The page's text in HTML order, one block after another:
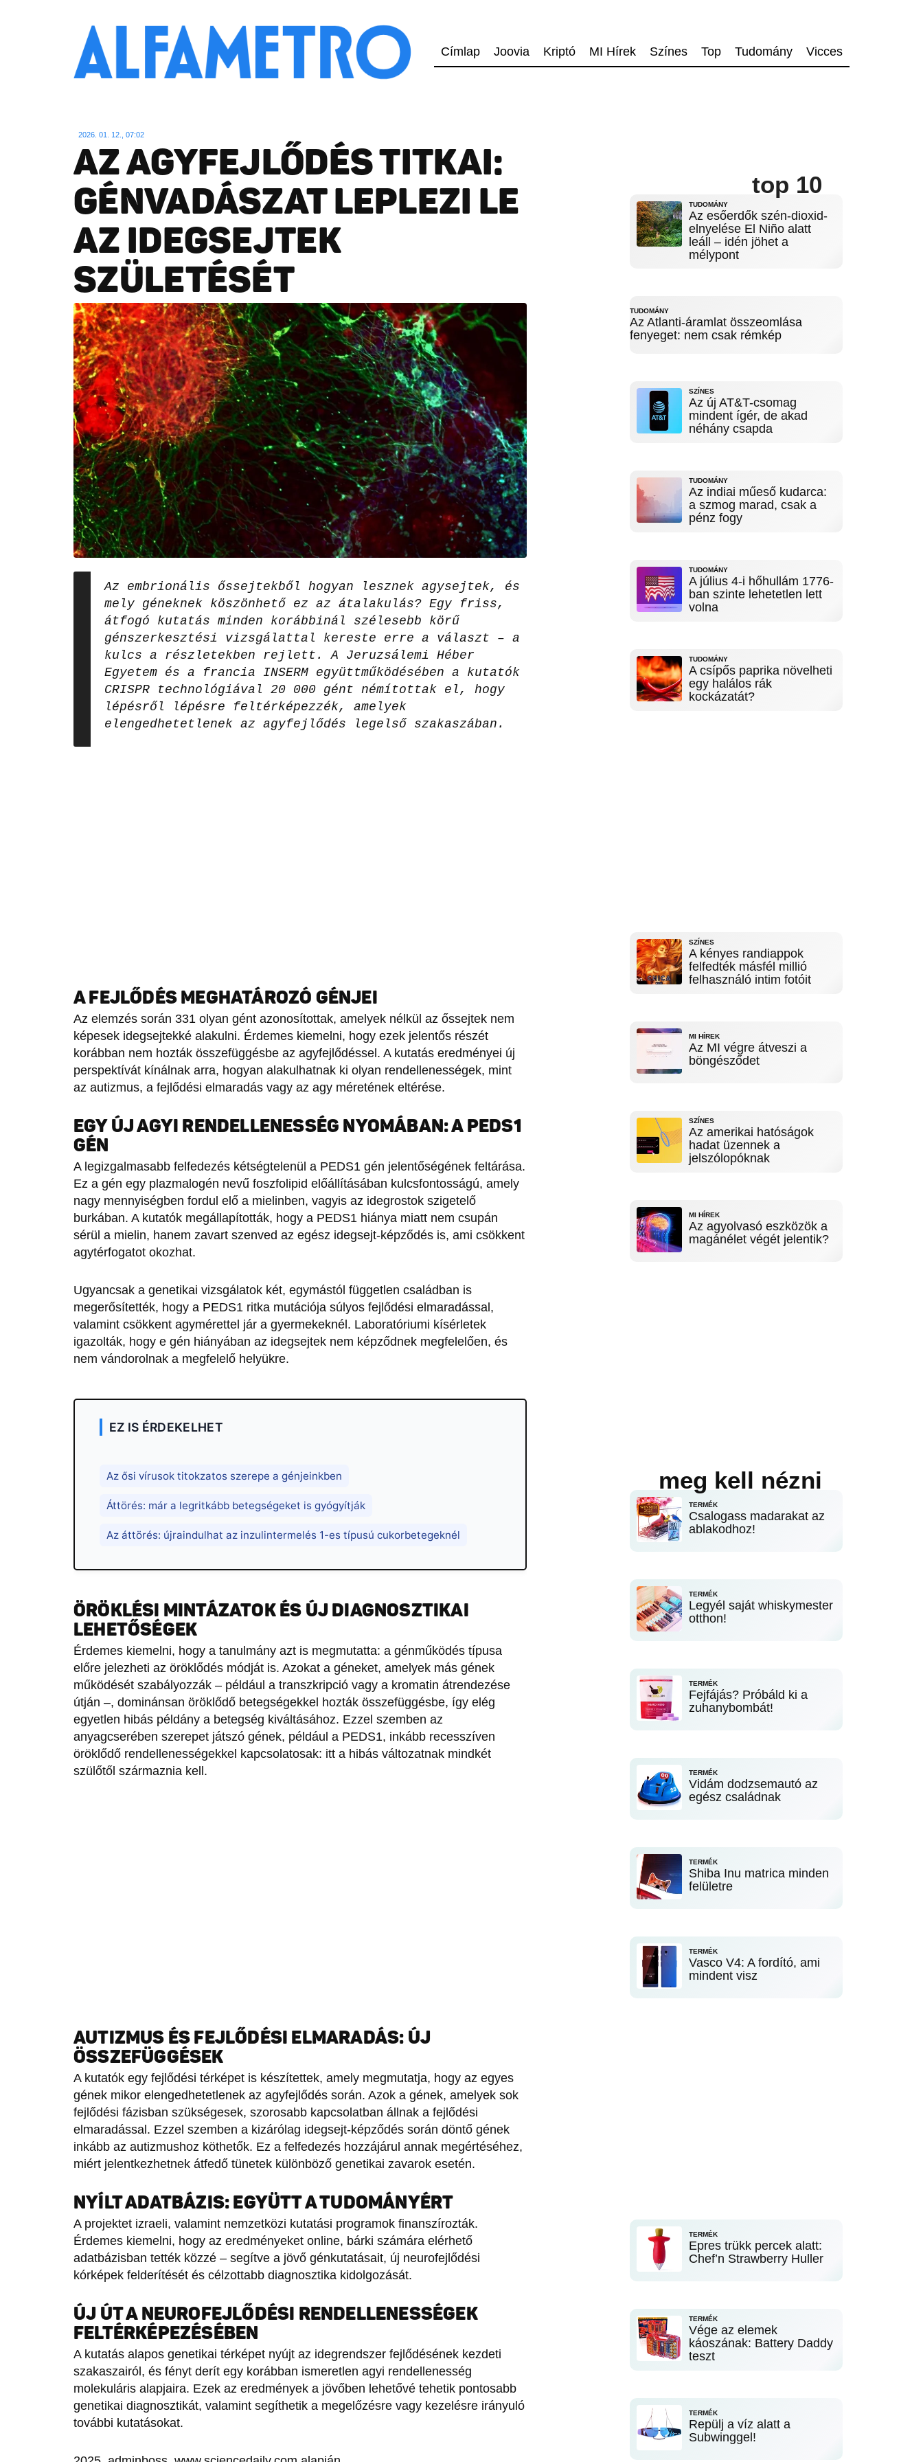
Címlap Joovia Kriptó MI Hírek Színes Top Tudomány Vicces
2026. 01. 12., 07:02
AZ AGYFEJLŐDÉS TITKAI:
GÉNVADÁSZAT LEPLEZI LE
AZ IDEGSEJTEK
SZÜLETÉSÉT
Az embrionális őssejtekből hogyan lesznek agysejtek, és
mely géneknek köszönhető ez az átalakulás? Egy friss,
átfogó kutatás minden korábbinál szélesebb körű
génszerkesztési vizsgálattal kereste erre a választ – a
kulcs a részletekben rejlett. A Jeruzsálemi Héber
Egyetem és a francia INSERM együttműködésében a kutatók
CRISPR technológiával 20 000 gént némítottak el, hogy
lépésről lépésre feltérképezzék, amelyek
elengedhetetlenek az agyfejlődés legelső szakaszában.
A FEJLŐDÉS MEGHATÁROZÓ GÉNJEI
Az elemzés során 331 olyan gént azonosítottak, amelyek nélkül az őssejtek nem
képesek idegsejtekké alakulni. Érdemes kiemelni, hogy ezek jelentős részét
korábban nem hozták összefüggésbe az agyfejlődéssel. A kutatás eredményei új
perspektívát kínálnak arra, hogyan alakulhatnak ki olyan rendellenességek, mint
az autizmus, a fejlődési elmaradás vagy az agy méretének eltérése.
EGY ÚJ AGYI RENDELLENESSÉG NYOMÁBAN: A PEDS1
GÉN
A legizgalmasabb felfedezés kétségtelenül a PEDS1 gén jelentőségének feltárása.
Ez a gén egy plazmalogén nevű foszfolipid előállításában kulcsfontosságú, amely
nagy mennyiségben fordul elő a mielinben, vagyis az idegrostok szigetelő
burkában. A kutatók megállapították, hogy a PEDS1 hiánya miatt nem csupán
sérül a mielin, hanem zavart szenved az egész idegsejt-képződés is, ami csökkent
agytérfogatot okozhat.
Ugyancsak a genetikai vizsgálatok két, egymástól független családban is
megerősítették, hogy a PEDS1 ritka mutációja súlyos fejlődési elmaradással,
valamint csökkent agymérettel jár a gyermekeknél. Laboratóriumi kísérletek
igazolták, hogy e gén hiányában az idegsejtek nem képződnek megfelelően, és
nem vándorolnak a megfelelő helyükre.
EZ IS ÉRDEKELHET
Az ősi vírusok titokzatos szerepe a génjeinkben
Áttörés: már a legritkább betegségeket is gyógyítják
Az áttörés: újraindulhat az inzulintermelés 1-es típusú cukorbetegeknél
ÖRÖKLÉSI MINTÁZATOK ÉS ÚJ DIAGNOSZTIKAI
LEHETŐSÉGEK
Érdemes kiemelni, hogy a tanulmány azt is megmutatta: a génműködés típusa
előre jelezheti az öröklődés módját is. Azokat a géneket, amelyek más gének
működését szabályozzák – például a transzkripció vagy a kromatin átrendezése
útján –, dominánsan öröklődő betegségekkel hozták összefüggésbe, így elég
egyetlen hibás példány a betegség kiváltásához. Ezzel szemben az
anyagcserében szerepet játszó gének, például a PEDS1, inkább recesszíven
öröklődő rendellenességekkel kapcsolatosak: itt a hibás változatnak mindkét
szülőtől származnia kell.
AUTIZMUS ÉS FEJLŐDÉSI ELMARADÁS: ÚJ
ÖSSZEFÜGGÉSEK
A kutatók egy fejlődési térképet is készítettek, amely megmutatja, hogy az egyes
gének mikor elengedhetetlenek az agyfejlődés során. Azok a gének, amelyek sok
fejlődési fázisban szükségesek, szorosabb kapcsolatban állnak a fejlődési
elmaradással. Ezzel szemben a kizárólag idegsejt-képződés során döntő gének
inkább az autizmushoz köthetők. Ez a felfedezés hozzájárul annak megértéséhez,
miért jelentkezhetnek átfedő tünetek különböző genetikai zavarok esetén.
NYÍLT ADATBÁZIS: EGYÜTT A TUDOMÁNYÉRT
A projektet izraeli, valamint nemzetközi kutatási programok finanszírozták.
Érdemes kiemelni, hogy az eredményeket online, bárki számára elérhető
adatbázisban tették közzé – segítve a jövő génkutatásait, új neurofejlődési
kórképek felderítését és célzottabb diagnosztika kidolgozását.
ÚJ ÚT A NEUROFEJLŐDÉSI RENDELLENESSÉGEK
FELTÉRKÉPEZÉSÉBEN
A kutatás alapos genetikai térképet nyújt az idegrendszer fejlődésének kezdeti
szakaszairól, és fényt derít egy korábban ismeretlen agyi rendellenesség
molekuláris alapjaira. Ezek az eredmények a jövőben lehetővé tehetik pontosabb
genetikai diagnosztikát, valamint segíthetik a megelőzésre vagy kezelésre irányuló
további kutatásokat.
top 10
TUDOMÁNY
Az esőerdők szén-dioxid-
elnyelése El Niño alatt
leáll – idén jöhet a
mélypont
TUDOMÁNY
Az Atlanti-áramlat összeomlása
fenyeget: nem csak rémkép
SZÍNES
Az új AT&T-csomag
mindent ígér, de akad
néhány csapda
TUDOMÁNY
Az indiai műeső kudarca:
a szmog marad, csak a
pénz fogy
TUDOMÁNY
A július 4-i hőhullám 1776-
ban szinte lehetetlen lett
volna
TUDOMÁNY
A csípős paprika növelheti
egy halálos rák
kockázatát?
SZÍNES
A kényes randiappok
felfedték másfél millió
felhasználó intim fotóit
MI HÍREK
Az MI végre átveszi a
böngésződet
SZÍNES
Az amerikai hatóságok
hadat üzennek a
jelszólopóknak
MI HÍREK
Az agyolvasó eszközök a
magánélet végét jelentik?
meg kell nézni
TERMÉK
Csalogass madarakat az
ablakodhoz!
TERMÉK
Legyél saját whiskymester
otthon!
TERMÉK
Fejfájás? Próbáld ki a
zuhanybombát!
TERMÉK
Vidám dodzsemautó az
egész családnak
TERMÉK
Shiba Inu matrica minden
felületre
TERMÉK
Vasco V4: A fordító, ami
mindent visz
TERMÉK
Epres trükk percek alatt:
Chef’n Strawberry Huller
TERMÉK
Vége az elemek
káoszának: Battery Daddy
teszt
TERMÉK
Repülj a víz alatt a
Subwinggel!